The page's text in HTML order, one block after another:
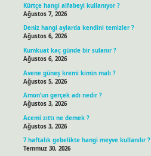
Kürtçe hangi alfabeyi kullanıyor ?
Ağustos 7, 2026
Deniz hangi aylarda kendini temizler ?
Ağustos 6, 2026
Kumkuat kaç günde bir sulanır ?
Ağustos 6, 2026
Avene güneş kremi kimin malı ?
Ağustos 5, 2026
Amon’un gerçek adı nedir ?
Ağustos 3, 2026
Acemi zıttı ne demek ?
Ağustos 3, 2026
7 haftalık gebelikte hangi meyve kullanılır ?
Temmuz 30, 2026